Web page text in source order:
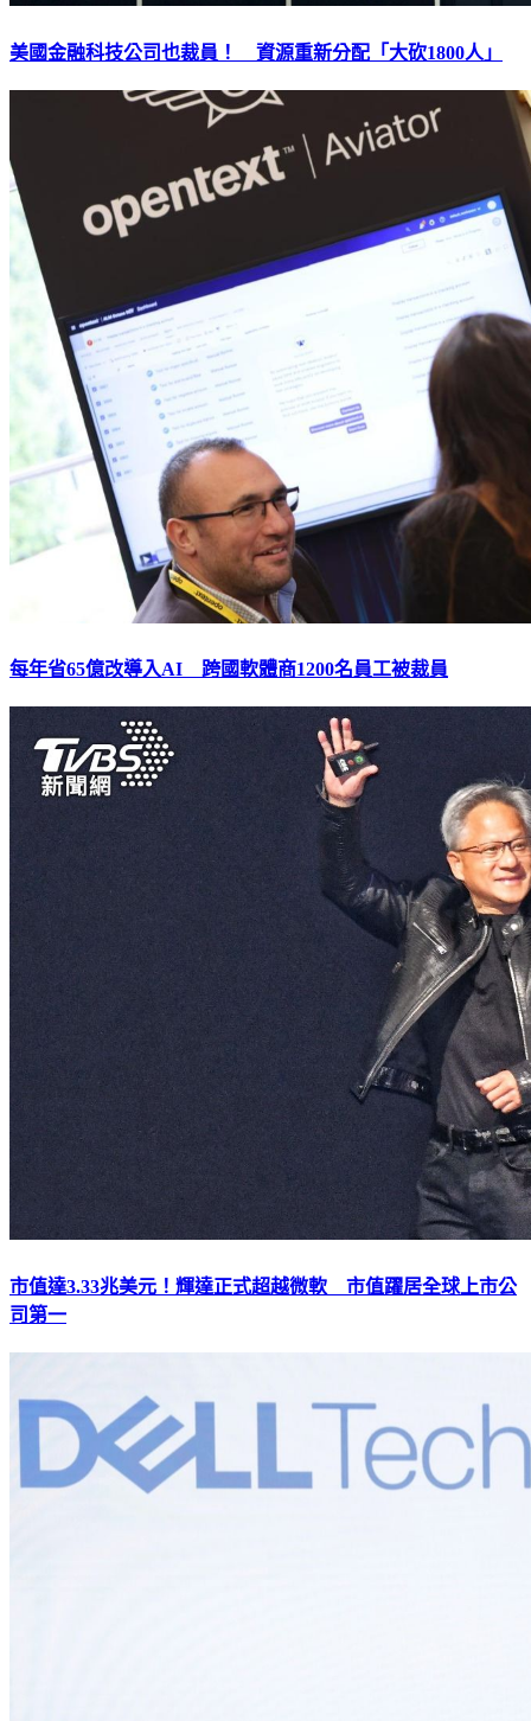
美國金融科技公司也裁員！ 資源重新分配「大砍1800人」
每年省65億改導入AI 跨國軟體商1200名員工被裁員
市值達3.33兆美元！輝達正式超越微軟 市值躍居全球上市公
司第一